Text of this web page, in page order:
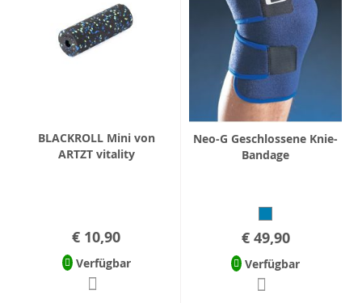
BLACKROLL Mini von
ARTZT vitality
€ 10,90
Verfügbar
Neo-G Geschlossene Knie-
Bandage
€ 49,90
Verfügbar